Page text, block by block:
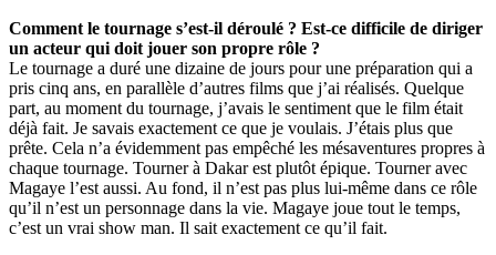
Comment le tournage s’est-il déroulé ? Est-ce difficile de diriger
un acteur qui doit jouer son propre rôle ?
Le tournage a duré une dizaine de jours pour une préparation qui a
pris cinq ans, en parallèle d’autres films que j’ai réalisés. Quelque
part, au moment du tournage, j’avais le sentiment que le film était
déjà fait. Je savais exactement ce que je voulais. J’étais plus que
prête. Cela n’a évidemment pas empêché les mésaventures propres à
chaque tournage. Tourner à Dakar est plutôt épique. Tourner avec
Magaye l’est aussi. Au fond, il n’est pas plus lui-même dans ce rôle
qu’il n’est un personnage dans la vie. Magaye joue tout le temps,
c’est un vrai show man. Il sait exactement ce qu’il fait.